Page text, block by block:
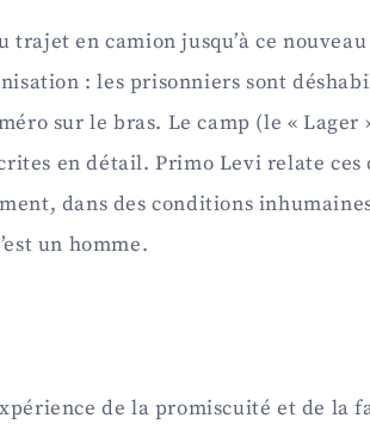
en camion jusqu’à ce
: les prisonniers sont
sur le bras. Le camp (le « Lager
en détail. Primo Levi relate ces
dans des conditions
un homme.
de la promiscuité et de la